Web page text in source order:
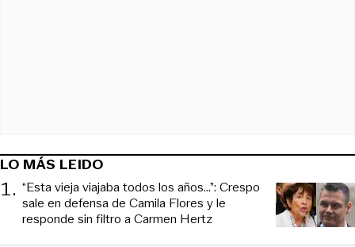
LO MÁS LEIDO
1. “Esta vieja viajaba todos los años...”: Crespo
sale en defensa de Camila Flores y le
responde sin filtro a Carmen Hertz